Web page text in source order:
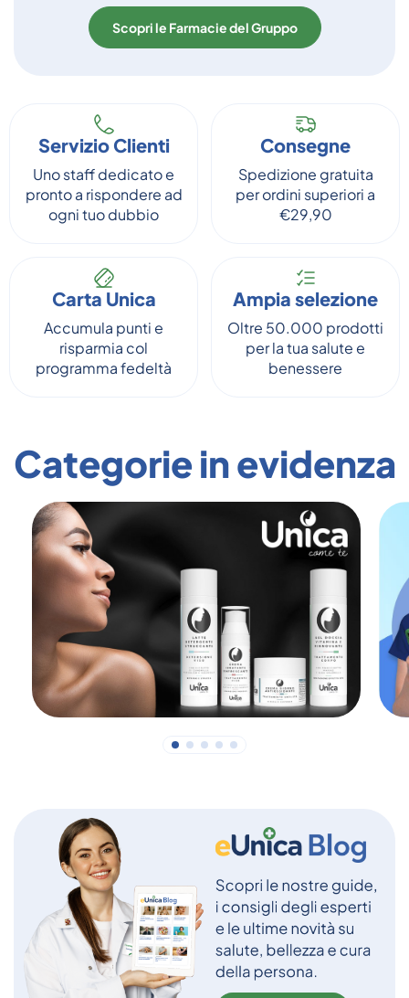
Scopri le Farmacie del Gruppo
Servizio Clienti
Uno staff dedicato e
pronto a rispondere ad
ogni tuo dubbio
Consegne
Spedizione gratuita
per ordini superiori a
€29,90
Carta Unica
Accumula punti e
risparmia col
programma fedeltà
Ampia selezione
Oltre 50.000 prodotti
per la tua salute e
benessere
Categorie in evidenza